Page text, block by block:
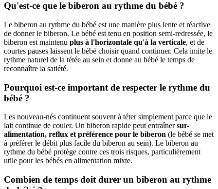
Qu'est-ce que le biberon au rythme du bébé ?
Le biberon au rythme du bébé est une manière plus lente et réactive
de donner le biberon. Le bébé est tenu en position semi-redressée, le
biberon est maintenu plus à l'horizontale qu'à la verticale, et de
courtes pauses laissent le bébé choisir quand continuer. Cela imite le
rythme naturel de la tétée au sein et donne au bébé le temps de
reconnaître la satiété.
Pourquoi est-ce important de respecter le rythme du
bébé ?
Les nouveau-nés continuent souvent à téter simplement parce que le
lait continue de couler. Un biberon rapide peut entraînersur-
alimentation, reflux et préférence pour le biberon (le bébé se met
à préférer le débit plus facile du biberon au sein). Le biberon au
rythme du bébé protège contre ces trois risques, particulièrement
utile pour les bébés en alimentation mixte.
Combien de temps doit durer un biberon au rythme